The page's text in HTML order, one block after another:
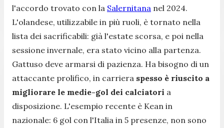
l'accordo trovato con la Salernitana nel 2024.
L'olandese, utilizzabile in più ruoli, è tornato nella
lista dei sacrificabili: già l'estate scorsa, e poi nella
sessione invernale, era stato vicino alla partenza.
Gattuso deve armarsi di pazienza. Ha bisogno di un
attaccante prolifico, in carriera spesso è riuscito a
migliorare le medie-gol dei calciatori a
disposizione. L'esempio recente è Kean in
nazionale: 6 gol con l'Italia in 5 presenze, non sono